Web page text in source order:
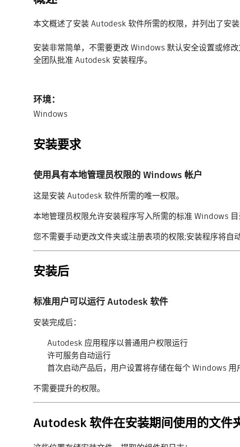
本文概述了安装 Autodesk 软件所需的权限，并列出了安
安装非常简单，不需要更改 Windows 默认安全设置或修
全团队批准 Autodesk 安装程序。
环境：
Windows
安装要求
使用具有本地管理员权限的 Windows 帐户
这是安装 Autodesk 软件所需的唯一权限。
本地管理员权限允许安装程序写入所需的标准 Windows 目
您不需要手动更改文件夹或注册表项的权限;安装程序将自
安装后
标准用户可以运行 Autodesk 软件
安装完成后：
Autodesk 应用程序以普通用户权限运行
许可服务自动运行
首次启动产品后，用户设置将存储在每个 Windows 用
不需要提升的权限。
Autodesk 软件在安装期间使用的文件